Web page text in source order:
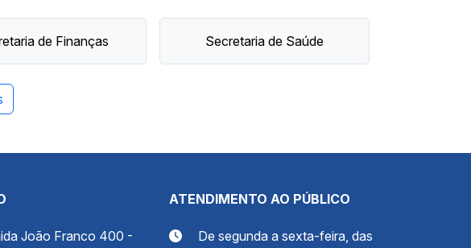
de Finanças Secretaria de Saúde
João Franco 400 -
ATENDIMENTO AO PÚBLICO
De segunda a sexta-feira, das